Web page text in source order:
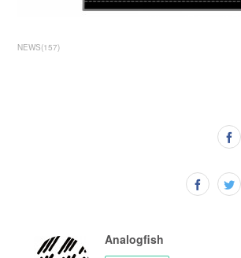
NEWS(157)
Analogfish